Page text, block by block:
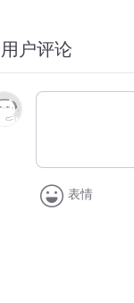
用户评论
表情